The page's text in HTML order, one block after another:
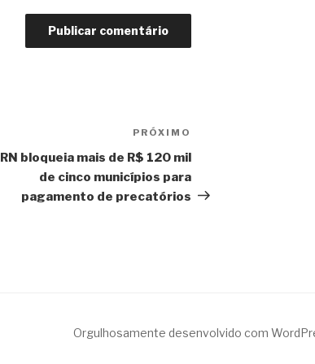
post
PRÓXIMO
bloqueia mais de R$ 120 mil
de cinco municípios para
pagamento de precatórios
Orgulhosamente desenvolvido com